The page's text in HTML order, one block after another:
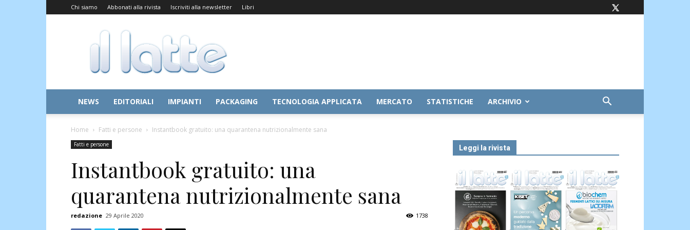
Chi siamo Abbonati alla rivista Iscriviti alla newsletter Libri
Il
Latte
NEWS EDITORIALI IMPIANTI PACKAGING TECNOLOGIA APPLICATA MERCATO STATISTICHE ARCHIVIO
Home Fatti e persone Instantbook gratuito: una quarantena nutrizionalmente sana
Fatti e persone
Instantbook gratuito: una
quarantena nutrizionalmente sana
redazione 29 Aprile 2020 1738
Leggi la rivista